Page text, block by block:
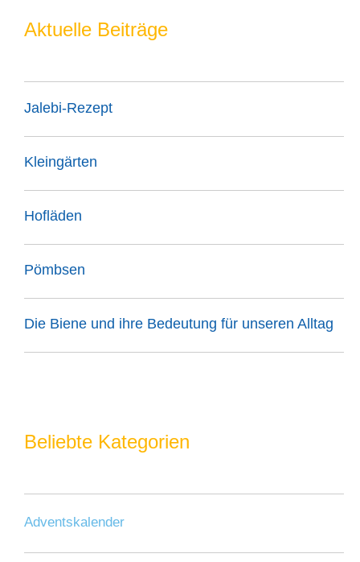
Aktuelle Beiträge
Jalebi-Rezept
Kleingärten
Hofläden
Pömbsen
Die Biene und ihre Bedeutung für unseren Alltag
Beliebte Kategorien
Adventskalender